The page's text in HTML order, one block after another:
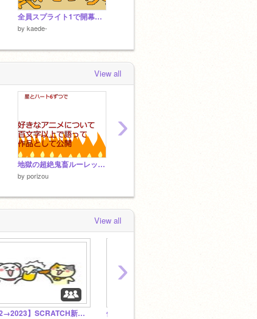
全員スプライト1で開幕死ぬ系グループScratcher
by kaede-
View all
地獄の超絶鬼畜ルーレット引いた
by porizou
›
View all
【2022→2023】SCRATCH新年会！ 年明けても雑談しYO！ 作品なんでも入れYO！ 傾
›